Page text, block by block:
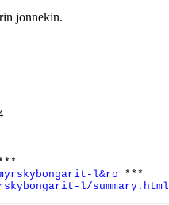
jonnekin.
l&ro ***
l/summary.html